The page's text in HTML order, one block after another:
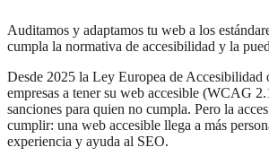
Auditamos y adaptamos tu web a los
cumpla la normativa de accesibilidad y la
Desde 2025 la Ley Europea de Accesibilidad
empresas a tener su web accesible (WCAG
sanciones para quien no cumpla. Pero la
cumplir: una web accesible llega a más
experiencia y ayuda al SEO.